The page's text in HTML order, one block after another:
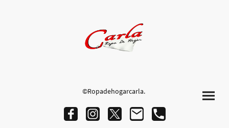
©Ropadehogarcarla.